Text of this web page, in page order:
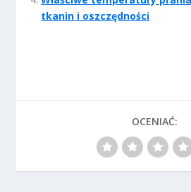
tkanin i oszczędności
OCENIAĆ: